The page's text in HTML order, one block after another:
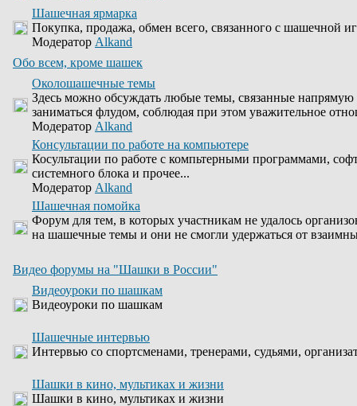
Шашечная ярмарка
Покупка, продажа, обмен всего, связанного с шашечной
Модератор Alkand
Обо всем, кроме шашек
Околошашечные темы
Здесь можно обсуждать любые темы, связанные
заниматься флудом, соблюдая при этом уважительное
Модератор Alkand
Консультации по работе на компьютере
Косультации по работе с компьтерными программами,
системного блока и прочее...
Модератор Alkand
Шашечная помойка
Форум для тем, в которых участникам не удалось
на шашечные темы и они не смогли удержаться от
Видео форумы на "Шашки в России"
Видеоуроки по шашкам
Видеоуроки по шашкам
Шашечные интервью
Интервью со спортсменами, тренерами, судьями,
Шашки в кино, мультиках и жизни
Шашки в кино, мультиках и жизни